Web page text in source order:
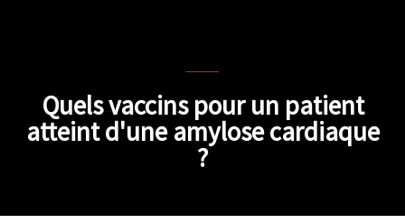
Quels vaccins pour un patient
atteint d'une amylose cardiaque
?